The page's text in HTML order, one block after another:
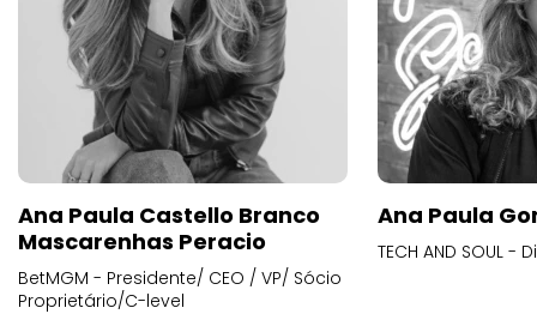
Ana Paula Castello Branco
Mascarenhas Peracio
BetMGM - Presidente/ CEO / VP/ Sócio
Proprietário/C-level
Ana Paula
TECH AND SOUL